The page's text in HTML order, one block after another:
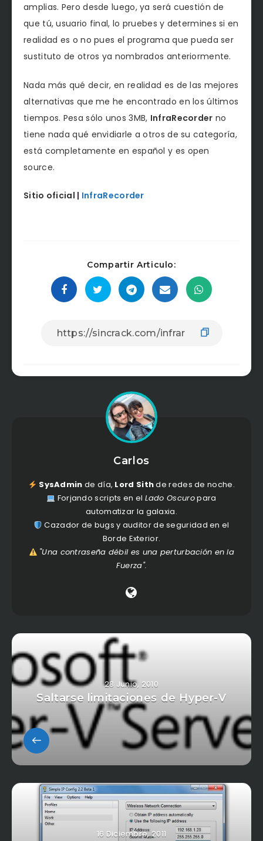
amplias. Pero desde luego, ya será cuestión de
que tú, usuario final, lo pruebes y determines si en
realidad es o no pues el programa que pueda ser
sustituto de otros ya nombrados anteriormente.
Nada más qué decir, en realidad es de las mejores
alternativas que me he encontrado en los últimos
tiempos. Pesa sólo unos 3MB, InfraRecorder no
tiene nada qué envidiarle a otros de su categoría,
está completamente en español y es open
source.
Sitio oficial | InfraRecorder
Compartir Articulo:
Carlos
SysAdmin de día, Lord Sithde redes de noche.
Forjando scripts en el Lado Oscuropara
automatizar la galaxia.
Cazador de bugs y auditor de seguridad en el
Borde Exterior.
"Una contraseña débil es una perturbación en la
Fuerza".
28 Junio, 2010
Saltarse limitaciones de Hyper-V
16 Diciembre, 2011